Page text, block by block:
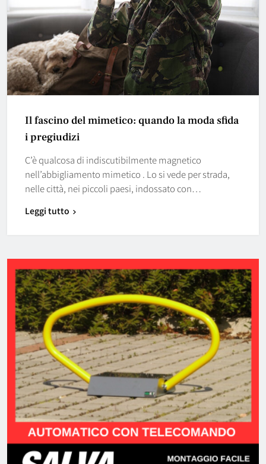
Il fascino del mimetico: quando la moda sfida
i pregiudizi
C’è qualcosa di indiscutibilmente magnetico
nell’abbigliamento mimetico . Lo si vede per strada,
nelle città, nei piccoli paesi, indossato con…
Leggi tutto